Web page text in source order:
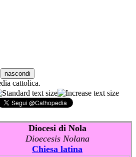
nascondi
cattolica.
Diocesi di Nola
Dioecesis Nolana
Chiesa latina